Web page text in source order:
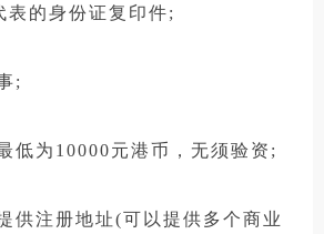
表的身份证复印件;
;
为10000元港币，无须验资;
注册地址(可以提供多个商业